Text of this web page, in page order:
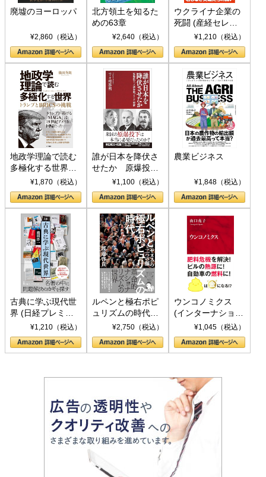
廃墟のヨーロッパ
¥2,860（税込）
北方領土を知るた
めの63章
¥2,640（税込）
ウクライナ企業の
死闘 (産経セレク
ト S 039)¥1,210（税込）
地政学理論で読む
多極化する世界：
トランプとBRICS
の挑戦
¥1,870（税込）
誰が日本を降伏さ
せたか 原爆投
下、ソ連参戦、そ
して聖断 (PHP新
書)
¥1,100（税込）
農業ビジネス
¥1,848（税込）
古典に学ぶ現代世
界 (日経プレミア
シリーズ)¥1,210（税込）
ルペンと極右ポピ
ュリズムの時代：
〈ヤヌス〉の二つ
の顔
¥2,750（税込）
ウンコノミクス
(インターナショナ
ル新書)¥1,045（税込）